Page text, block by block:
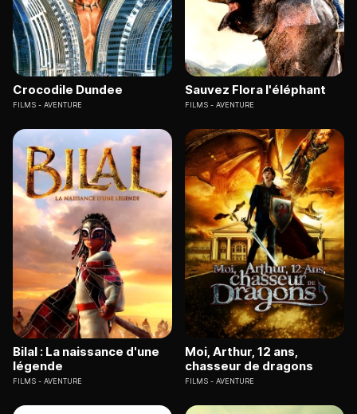
Crocodile Dundee
FILMS AVENTURE
Sauvez Flora l'éléphant
FILMS AVENTURE
Bilal : La naissance d'une
légende
FILMS AVENTURE
Moi, Arthur, 12 ans,
chasseur de dragons
FILMS AVENTURE